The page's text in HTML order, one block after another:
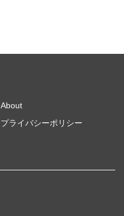
About
プライバシーポリシー